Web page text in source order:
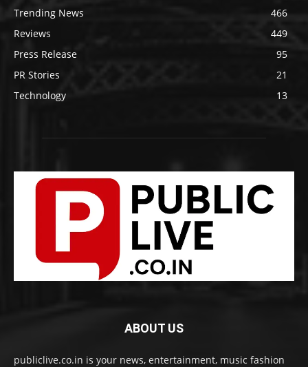
Trending News
466
Reviews
449
Press Release
95
PR Stories
21
Technology
13
ABOUT US
publiclive.co.in is your news, entertainment, music fashion